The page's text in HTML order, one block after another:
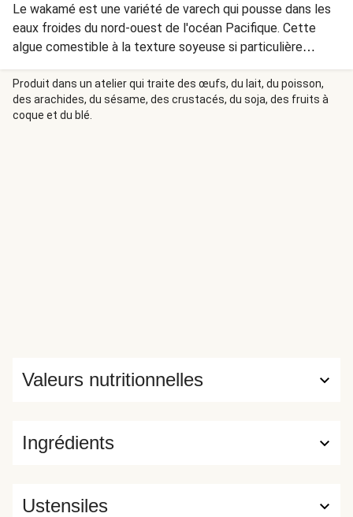
Le wakamé est une variété de varech qui pousse dans les
eaux froides du nord-ouest de l'océan Pacifique. Cette
algue comestible à la texture soyeuse si particulière
apporte une saveur unique, puissante et légèrement
sucrée.
Produit dans un atelier qui traite des œufs, du lait, du poisson,
des arachides, du sésame, des crustacés, du soja, des fruits à
coque et du blé.
Ingrédients
Valeurs nutritionnelles
Ustensiles